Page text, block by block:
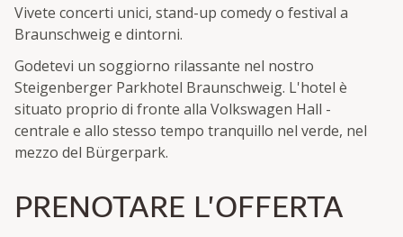
Vivete concerti unici, stand-up comedy o festival a
Braunschweig e dintorni.
Godetevi un soggiorno rilassante nel nostro
Steigenberger Parkhotel Braunschweig. L'hotel è
situato proprio di fronte alla Volkswagen Hall -
centrale e allo stesso tempo tranquillo nel verde, nel
mezzo del Bürgerpark.
PRENOTARE L'OFFERTA